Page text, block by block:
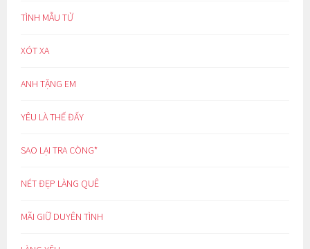
TÌNH MẪU TỬ
XÓT XA
ANH TẶNG EM
YÊU LÀ THẾ ĐẤY
SAO LẠI TRA CÒNG*
NÉT ĐẸP LÀNG QUÊ
MÃI GIỮ DUYÊN TÌNH